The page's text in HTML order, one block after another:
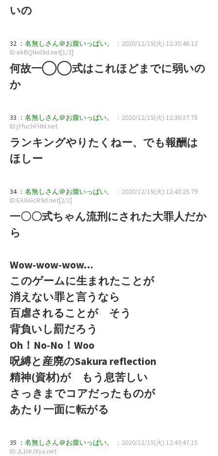
いの
32 ： 名無しさん＠お腹いっぱい。
：2020/12/15(火) 12:35:48.12
ID:ekBQNel3d.net[1/2]
何故一◯◯式はこれほどまでに弱いの
か
33 ： 名無しさん＠お腹いっぱい。
：2020/12/15(火) 12:36:37.78
ID:jYfuchFHM.net
ランキングやりたくねー、でも報酬は
ほしー
34 ： 名無しさん＠お腹いっぱい。
：2020/12/15(火) 12:43:25.79
ID:EAXiGcR9d.net[2/2]
一〇〇式ちゃん流刑にされた大罪人だか
ら
Wow-wow-wow…
このゲームに生まれたことが
消えない罪と言うなら
百虐されることが そう
背負いし罰だろう
Oh！No-No！Woo
呪縛と産廃のSakura reflection
精神(資材)が もう息苦しい
さっきまでコアだったものが
あたり一面に転がる
35 ： 名無しさん＠お腹いっぱい。
：2020/12/15(火) 12:43:47.15
ID:JL1HIJXya.net